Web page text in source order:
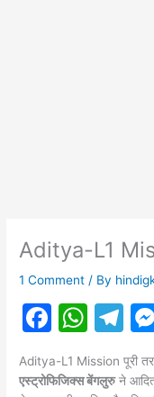
Aditya-L1
1 Comment / By
F
c
W
at
T
el
e
Aditya-L1 Mission पूरी
एस्ट्रोफिजिक्स बेंगलुरुने